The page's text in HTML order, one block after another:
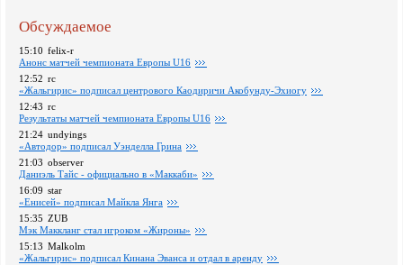
Обсуждаемое
15:10 felix-r
Анонс матчей чемпионата Европы U16
12:52 rc
«Жальгирис» подписал центрового Каодиричи Акобунду-Эхиогу
12:43 rc
Pезультаты матчей чемпионата Европы U16
21:24 undyings
«Автодор» подписал Уэнделла Грина
21:03 observer
Даниэль Тайс - официально в «Маккаби»
16:09 star
«Енисей» подписал Майкла Янга
15:35 ZUB
Мэк Маккланг стал игроком «Жироны»
15:13 Malkolm
«Жальгирис» подписал Кинана Эванса и отдал в аренду